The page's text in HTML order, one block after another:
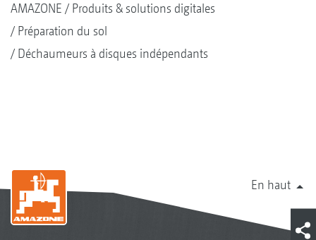
AMAZONE
Produits & solutions digitales
Préparation du sol
Déchaumeurs à disques indépendants
En haut